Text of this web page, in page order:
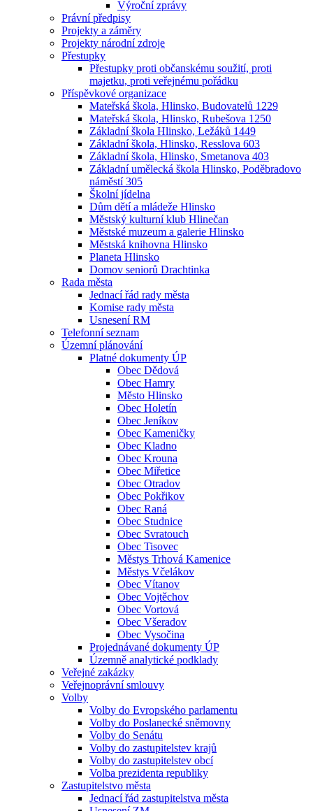
Výroční zprávy
Právní předpisy
Projekty a záměry
Projekty národní zdroje
Přestupky
Přestupky proti občanskému soužití, proti
majetku, proti veřejnému pořádku
Příspěvkové organizace
Mateřská škola, Hlinsko, Budovatelů 1229
Mateřská škola, Hlinsko, Rubešova 1250
Základní škola Hlinsko, Ležáků 1449
Základní škola, Hlinsko, Resslova 603
Základní škola, Hlinsko, Smetanova 403
Základní umělecká škola Hlinsko, Poděbradovo
náměstí 305
Školní jídelna
Dům dětí a mládeže Hlinsko
Městský kulturní klub Hlinečan
Městské muzeum a galerie Hlinsko
Městská knihovna Hlinsko
Planeta Hlinsko
Domov seniorů Drachtinka
Rada města
Jednací řád rady města
Komise rady města
Usnesení RM
Telefonní seznam
Územní plánování
Platné dokumenty ÚP
Obec Dědová
Obec Hamry
Město Hlinsko
Obec Holetín
Obec Jeníkov
Obec Kameničky
Obec Kladno
Obec Krouna
Obec Miřetice
Obec Otradov
Obec Pokřikov
Obec Raná
Obec Studnice
Obec Svratouch
Obec Tisovec
Městys Trhová Kamenice
Městys Včelákov
Obec Vítanov
Obec Vojtěchov
Obec Vortová
Obec Všeradov
Obec Vysočina
Projednávané dokumenty ÚP
Územně analytické podklady
Veřejné zakázky
Veřejnoprávní smlouvy
Volby
Volby do Evropského parlamentu
Volby do Poslanecké sněmovny
Volby do Senátu
Volby do zastupitelstev krajů
Volby do zastupitelstev obcí
Volba prezidenta republiky
Zastupitelstvo města
Jednací řád zastupitelstva města